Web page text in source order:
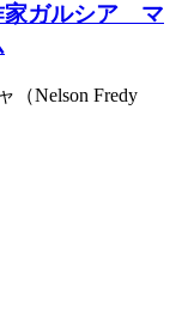
家ガルシア゠マ
（Nelson Fredy